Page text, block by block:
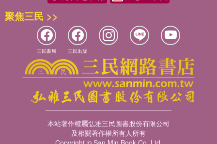
聚焦三民 >>
三民書局 三民出版
本站著作權屬弘雅三民圖書股份有限公司
及相關著作權所有人所有